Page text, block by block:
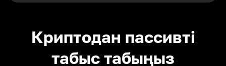
Криптодан пассивті
табыс табыңыз